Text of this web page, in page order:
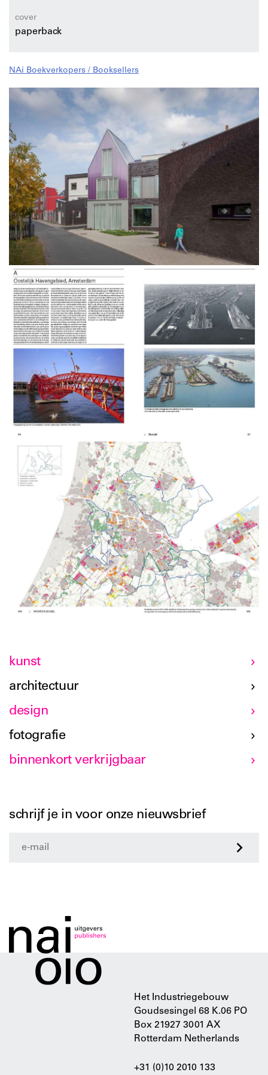
cover
paperback
NAi Boekverkopers / Booksellers
kunst
architectuur
design
fotografie
binnenkort verkrijgbaar
schrijf je in voor onze nieuwsbrief
Het Industriegebouw
Goudsesingel 68 K.06 PO
Box 21927 3001 AX
Rotterdam Netherlands
+31 (0)10 2010 133